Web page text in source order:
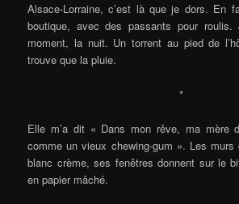
Alsace-Lorraine, c’est là que je dors. En
boutique, avec des passants pour
moment, la nuit. Un torrent au pied de
trouve que la pluie.
*
Elle m’a dit « Dans mon rêve, ma mère
comme un vieux chewing-gum ». Les
blanc crème, ses fenêtres donnent sur le
en papier mâché.